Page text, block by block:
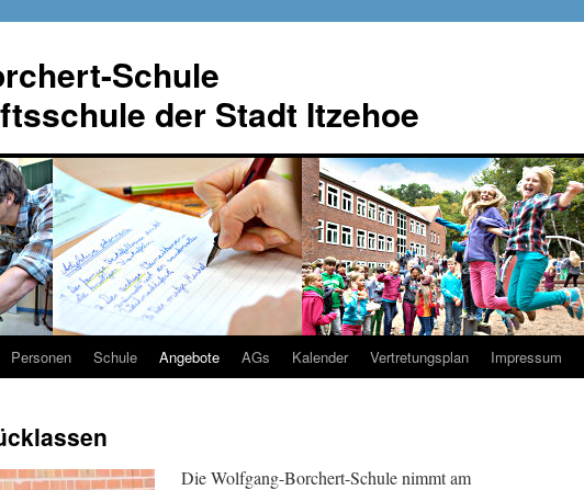
Schule
der Stadt Itzehoe
Personen Schule Angebote AGs Kalender Vertretungsplan Impressum
Die Wolfgang-Borchert-Schule nimmt am